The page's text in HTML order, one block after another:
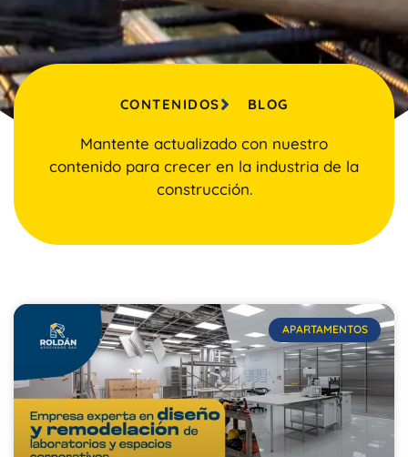
CONTENIDOS BLOG
Mantente actualizado con nuestro
contenido para crecer en la industria de la
construcción.
APARTAMENTOS